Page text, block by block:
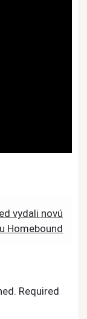
vydali novú
Homebound
Required